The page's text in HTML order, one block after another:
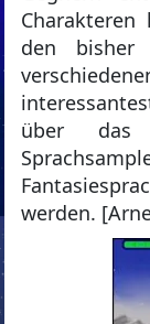
den
über das
werden.